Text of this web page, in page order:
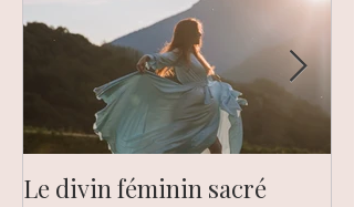
Le divin féminin sacré